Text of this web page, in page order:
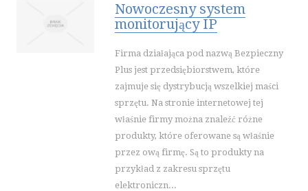
RESTAURACJE, CATERING
FOTOGRAFIA
ADWOKACI, PORADY PRAWNE
ŚLUB I WESELE
SPRZĄTANIE, PORZĄDKOWANIE
OPIEKA
INNE USŁUGI
WAKACJE
Nowoczesny system
monitorujący IP
Firma działająca pod nazwą Bezpieczny
Plus jest przedsiębiorstwem, które
zajmuje się dystrybucją wszelkiej maści
sprzętu. Na stronie internetowej tej
właśnie firmy można znaleźć różne
produkty, które oferowane są właśnie
przez ową firmę. Są to produkty na
przykład z zakresu sprzętu
elektroniczn...